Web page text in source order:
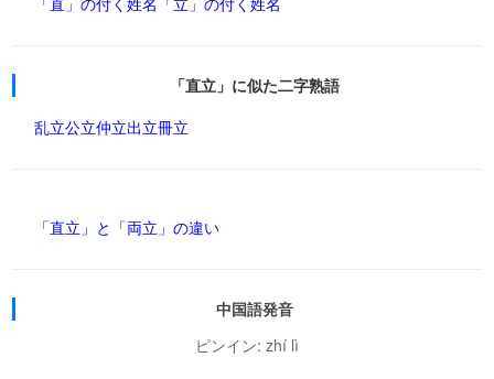
「直立」に似た二字熟語
乱立公立仲立出立冊立
「直立」と「両立」の違い
中国語発音
ピンイン: zhí lì